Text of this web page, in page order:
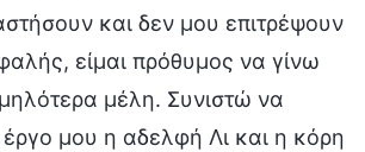
και δεν μου επιτρέψουν
είμαι πρόθυμος να γίνω
μέλη. Συνιστώ να
μου η αδελφή Λι και η κόρη